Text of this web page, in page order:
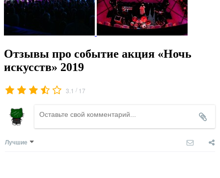
Отзывы про событие акция «Ночь
искусств» 2019
3.1 / 17
Лучшие